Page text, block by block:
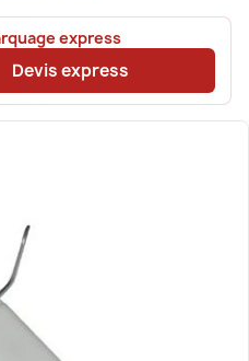
express
Devis express